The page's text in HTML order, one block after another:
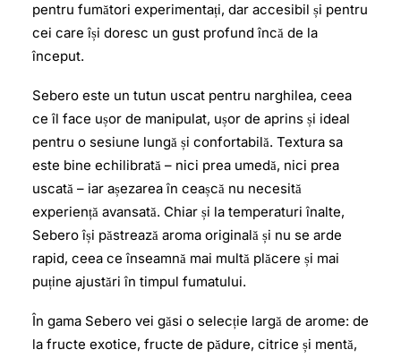
pentru fumători experimentați, dar accesibil și pentru
cei care își doresc un gust profund încă de la
început.
Sebero este un tutun uscat pentru narghilea, ceea
ce îl face ușor de manipulat, ușor de aprins și ideal
pentru o sesiune lungă și confortabilă. Textura sa
este bine echilibrată – nici prea umedă, nici prea
uscată – iar așezarea în ceașcă nu necesită
experiență avansată. Chiar și la temperaturi înalte,
Sebero își păstrează aroma originală și nu se arde
rapid, ceea ce înseamnă mai multă plăcere și mai
puține ajustări în timpul fumatului.
În gama Sebero vei găsi o selecție largă de arome: de
la fructe exotice, fructe de pădure, citrice și mentă,